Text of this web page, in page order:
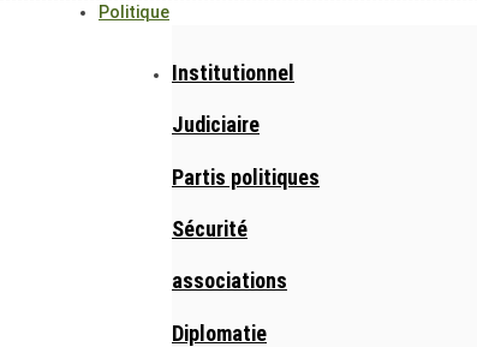
Politique
Institutionnel
Judiciaire
Partis politiques
Sécurité
associations
Diplomatie